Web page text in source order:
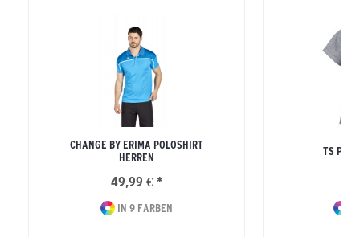
CHANGE BY ERIMA POLOSHIRT
HERREN
49,99 € *
IN 9 FARBEN
TS